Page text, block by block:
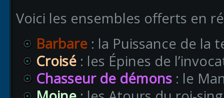
Voici les ensembles offerts en
Barbare : la Puissance de la
Croisé : les Épines de
Chasseur de démons : le